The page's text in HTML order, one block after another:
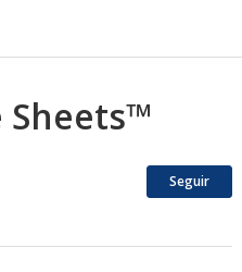
Sheets™
Seguir